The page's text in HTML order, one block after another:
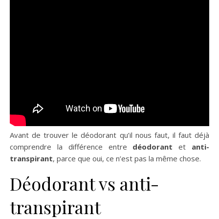
Avant de trouver le déodorant qu’il nous faut, il faut déjà
comprendre la différence entre déodorant et anti-
transpirant, parce que oui, ce n’est pas la même chose.
Déodorant vs anti-
transpirant